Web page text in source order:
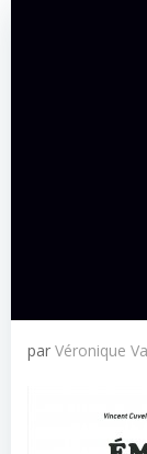
par Véronique